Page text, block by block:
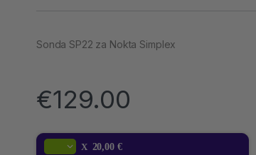
Sonda SP22 za Nokta Simplex
€129.00
X 20,00 €